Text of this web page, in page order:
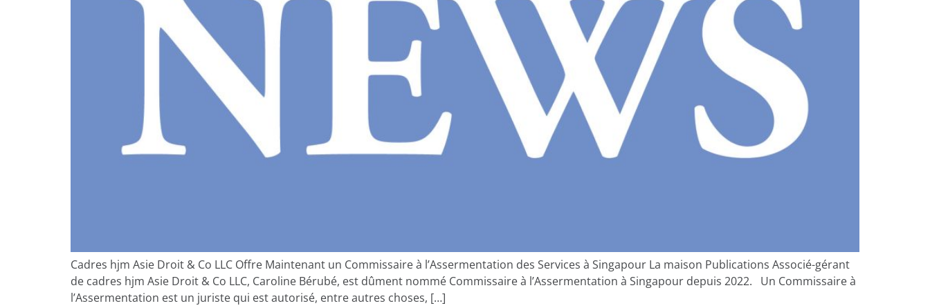
Cadres hjm Asie Droit & Co LLC Offre Maintenant un Commissaire à l’Assermentation des Services à Singapour La maison Publications Associé-gérant
de cadres hjm Asie Droit & Co LLC, Caroline Bérubé, est dûment nommé Commissaire à l’Assermentation à Singapour depuis 2022. Un Commissaire à
l’Assermentation est un juriste qui est autorisé, entre autres choses, […]